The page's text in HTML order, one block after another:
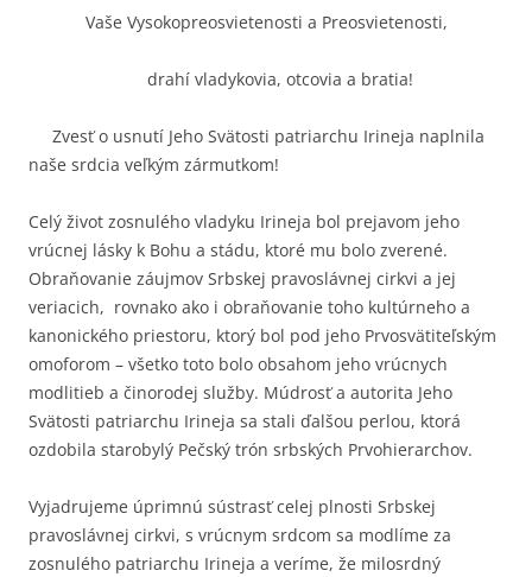
Vaše Vysokopreosvietenosti a Preosvietenosti,
drahí vladykovia, otcovia a bratia!
Zvesť o usnutí Jeho Svätosti patriarchu Irineja naplnila
naše srdcia veľkým zármutkom!
Celý život zosnulého vladyku Irineja bol prejavom jeho
vrúcnej lásky k Bohu a stádu, ktoré mu bolo zverené.
Obraňovanie záujmov Srbskej pravoslávnej cirkvi a jej
veriacich, rovnako ako i obraňovanie toho kultúrneho a
kanonického priestoru, ktorý bol pod jeho Prvosvätiteľským
omoforom – všetko toto bolo obsahom jeho vrúcnych
modlitieb a činorodej služby. Múdrosť a autorita Jeho
Svätosti patriarchu Irineja sa stali ďalšou perlou, ktorá
ozdobila starobylý Pečský trón srbských Prvohierarchov.
Vyjadrujeme úprimnú sústrasť celej plnosti Srbskej
pravoslávnej cirkvi, s vrúcnym srdcom sa modlíme za
zosnulého patriarchu Irineja a veríme, že milosrdný